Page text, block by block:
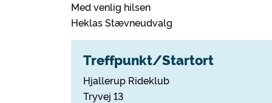
Med venlig hilsen
Heklas Stævneudvalg
Treffpunkt/Startort
Hjallerup Rideklub
Tryvej 13